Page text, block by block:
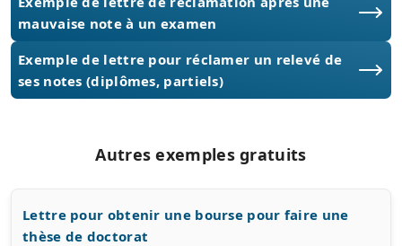
mauvaise note à un examen
Exemple de lettre pour réclamer un relevé de
ses notes (diplômes, partiels)
Autres exemples gratuits
Lettre pour obtenir une bourse pour faire une
thèse de doctorat